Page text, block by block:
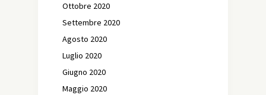
Ottobre 2020
Settembre 2020
Agosto 2020
Luglio 2020
Giugno 2020
Maggio 2020